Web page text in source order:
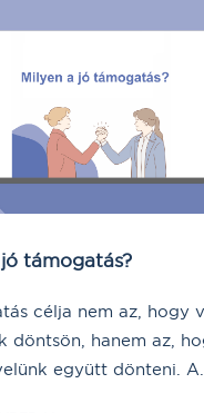
támogatás?
célja nem az, hogy
döntsön, hanem az,
együtt dönteni. A...